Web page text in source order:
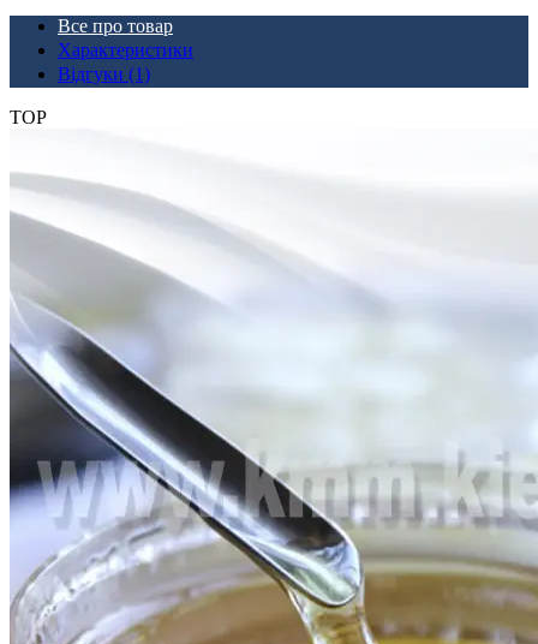
Все про товар
Характеристики
Відгуки (1)
TOP